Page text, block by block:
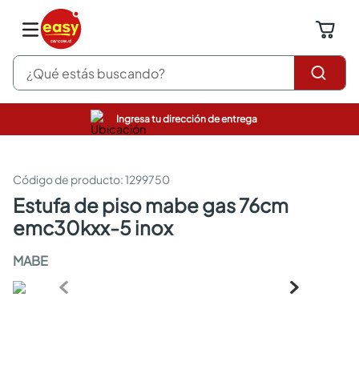
¿Qué estás buscando?
Ingresa tu dirección de entrega
:1299750
estufa de piso mabe gas 76cm
emc30kxx-5 inox
MABE
pinturas
sanitarios
comedor
escritorio
armarios closet
comedores